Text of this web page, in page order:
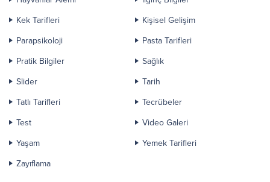
Kek Tarifleri
Kişisel Gelişim
Parapsikoloji
Pasta Tarifleri
Pratik Bilgiler
Sağlık
Slider
Tarih
Tatlı Tarifleri
Tecrübeler
Test
Video Galeri
Yaşam
Yemek Tarifleri
Zayıflama